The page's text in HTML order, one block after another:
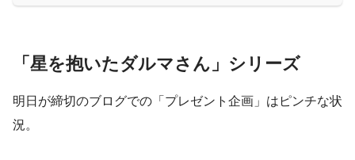
「星を抱いたダルマさん」シリーズ
明日が締切のブログでの「プレゼント企画」はピンチな状
況。